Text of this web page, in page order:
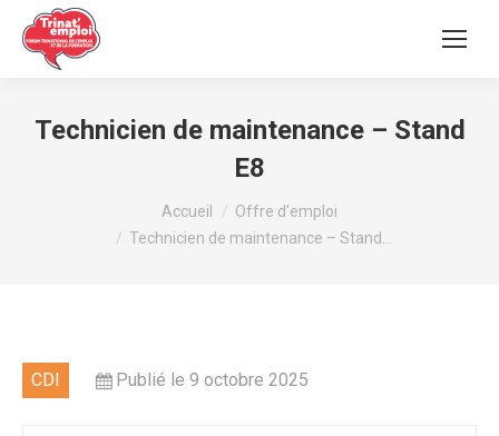
Technicien de maintenance – Stand
E8
Accueil
Offre d’emploi
Technicien de maintenance – Stand…
CDI Publié le 9 octobre 2025